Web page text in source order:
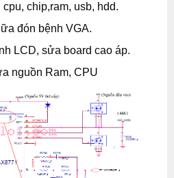
chip,ram, usb, hdd.
đón bệnh VGA.
LCD, sửa board cao áp.
nguồn Ram, CPU